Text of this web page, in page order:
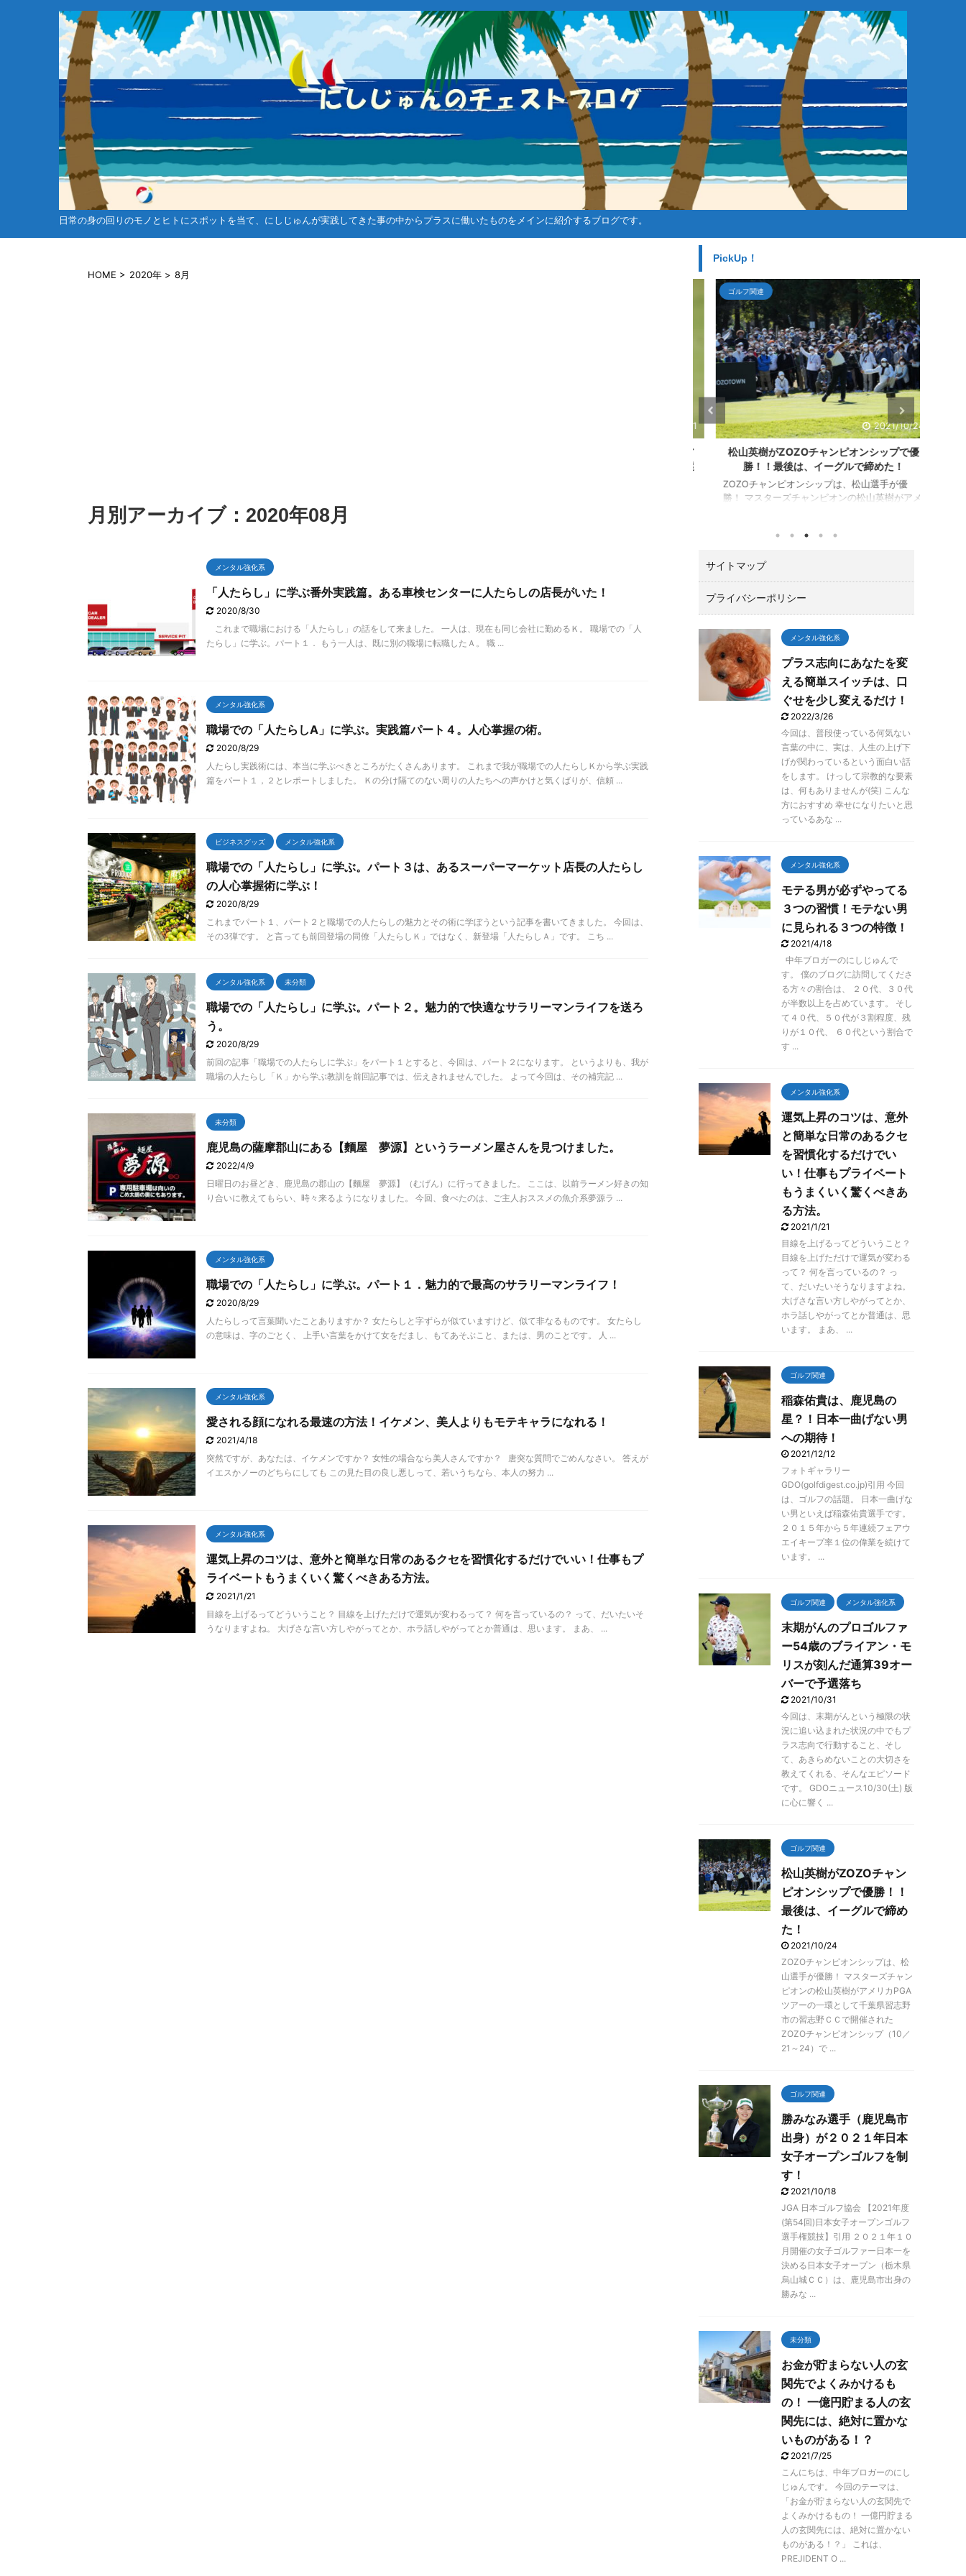
日常の身の回りのモノとヒトにスポットを当て、にしじゅんが実践してきた事の中からプラスに働いたものをメインに紹介するブログです。
HOME > 2020年 > 8月
月別アーカイブ：2020年08月
メンタル強化系
「人たらし」に学ぶ番外実践篇。ある車検センターに人たらしの店長がいた！
2020/8/30
これまで職場における「人たらし」の話をして来ました。 一人は、現在も同じ会社に勤めるＫ。 職場での「人
たらし」に学ぶ。パート１． もう一人は、既に別の職場に転職したＡ。 職 ...
メンタル強化系
職場での「人たらしA」に学ぶ。実践篇パート４。人心掌握の術。
2020/8/29
人たらし実践術には、本当に学ぶべきところがたくさんあります。 これまで我が職場での人たらしＫから学ぶ実践
篇をパート１，２とレポートしました。 Ｋの分け隔てのない周りの人たちへの声かけと気くばりが、信頼 ...
ビジネスグッズ メンタル強化系
職場での「人たらし」に学ぶ。パート３は、あるスーパーマーケット店長の人たらし
の人心掌握術に学ぶ！
2020/8/29
これまでパート１、パート２と職場での人たらしの魅力とその術に学ぼうという記事を書いてきました。 今回は、
その3弾です。 と言っても前回登場の同僚「人たらしＫ」ではなく、新登場「人たらしＡ」です。 こち ...
メンタル強化系 未分類
職場での「人たらし」に学ぶ。パート２。魅力的で快適なサラリーマンライフを送ろ
う。
2020/8/29
前回の記事「職場での人たらしに学ぶ」をパート１とすると、今回は、パート２になります。 というよりも、我が
職場の人たらし「Ｋ」から学ぶ教訓を前回記事では、伝えきれませんでした。 よって今回は、その補完記 ...
未分類
鹿児島の薩摩郡山にある【麵屋 夢源】というラーメン屋さんを見つけました。
2022/4/9
日曜日のお昼どき、鹿児島の郡山の【麵屋 夢源】（むげん）に行ってきました。 ここは、以前ラーメン好きの知
り合いに教えてもらい、時々来るようになりました。 今回、食べたのは、ご主人おススメの魚介系夢源ラ ...
メンタル強化系
職場での「人たらし」に学ぶ。パート１．魅力的で最高のサラリーマンライフ！
2020/8/29
人たらしって言葉聞いたことありますか？ 女たらしと字ずらが似ていますけど、似て非なるものです。 女たらし
の意味は、字のごとく、 上手い言葉をかけて女をだまし、もてあそぶこと、または、男のことです。 人 ...
メンタル強化系
愛される顔になれる最速の方法！イケメン、美人よりもモテキャラになれる！
2021/4/18
突然ですが、あなたは、イケメンですか？ 女性の場合なら美人さんですか？ 唐突な質問でごめんなさい。 答えが
イエスかノーのどちらにしても この見た目の良し悪しって、若いうちなら、本人の努力 ...
メンタル強化系
運気上昇のコツは、意外と簡単な日常のあるクセを習慣化するだけでいい！仕事もプ
ライベートもうまくいく驚くべきある方法。
2021/1/21
目線を上げるってどういうこと？ 目線を上げただけで運気が変わるって？ 何を言っているの？ って、だいたいそ
うなりますよね。 大げさな言い方しやがってとか、ホラ話しやがってとか普通は、思います。 まあ、 ...
PickUp！
今回のテーマは、「お金が貯まらない人の玄関
先でよくみかけるもの！ 一億円貯まる人の玄関
ファイナンシャルプランナー（以下ＦＰ）の藤
２万人以上の膨大なユーザデータから導きだし
た結論に大いなる共感をした次第です。 その藤
川理論を前提に、僕自身が３０年間暮らす新興
（中興？）団地の３０００世帯の家々を眺めた
時に、あまりにも「まさ ...
えば稲森佑貴選手です。 ２０１５年から５年連
続フェアウエイキープ率１位の偉業を続けてい
２０２１年を締めくくる男子ツアーの最終戦
「ゴルフ日本シリーズ」（東京よみうりカンツ
リークラブ）での最終結果は？ 稲森佑貴選手
は、最終戦８位に終わりました もし２０２１年
ば逆転の賞金王の芽 ...
選手権２日目１０／２９）でスポンサー推薦枠
選落ちしました。 まあスコアを見れば当然の結
果で、「なんだコイ ...
ゴルフ関連
2021/10/24
松山英樹がZOZOチャンピオンシップで優
勝！！最後は、イーグルで締めた！
ZOZOチャンピオンシップは、松山選手が優
勝！ マスターズチャンピオンの松山英樹がアメ
ップ（10／21～24）でトータル１５アンダーで
万円。日本ツアーと較べてひとケタ違います。
最後の１８番ロングホールでは、２オンでワン
パットのイーグルで締める圧巻の終わり方でガ
ッツポーズ。 いやあカッコよすぎて「やった
た。 今回は、肝心なところでテ ...
サイトマップ
プライバシーポリシー
メンタル強化系
プラス志向にあなたを変
える簡単スイッチは、口
ぐせを少し変えるだけ！
2022/3/26
今回は、普段使っている何気ない
言葉の中に、実は、人生の上げ下
げが関わっているという面白い話
をします。 けっして宗教的な要素
は、何もありませんが(笑) こんな
方におすすめ 幸せになりたいと思
っているあな ...
メンタル強化系
モテる男が必ずやってる
３つの習慣！モテない男
に見られる３つの特徴！
2021/4/18
中年ブロガーのにしじゅんで
す。 僕のブログに訪問してくださ
る方々の割合は、 ２０代、３０代
が半数以上を占めています。 そし
て４０代、５０代が３割程度、残
りが１０代、 ６０代という割合で
す ...
メンタル強化系
運気上昇のコツは、意外
と簡単な日常のあるクセ
を習慣化するだけでい
い！仕事もプライベート
もうまくいく驚くべきあ
る方法。
2021/1/21
目線を上げるってどういうこと？
目線を上げただけで運気が変わる
って？ 何を言っているの？ っ
て、だいたいそうなりますよね。
大げさな言い方しやがってとか、
ホラ話しやがってとか普通は、思
います。 まあ、 ...
ゴルフ関連
稲森佑貴は、鹿児島の
星？！日本一曲げない男
への期待！
2021/12/12
フォトギャラリー
GDO(golfdigest.co.jp)引用 今回
は、ゴルフの話題。 日本一曲げな
い男といえば稲森佑貴選手です。
２０１５年から５年連続フェアウ
エイキープ率１位の偉業を続けて
います。 ...
ゴルフ関連 メンタル強化系
末期がんのプロゴルファ
ー54歳のブライアン・モ
リスが刻んだ通算39オー
バーで予選落ち
2021/10/31
今回は、末期がんという極限の状
況に追い込まれた状況の中でもプ
ラス志向で行動すること、そし
て、あきらめないことの大切さを
教えてくれる、そんなエピソード
です。 GDOニュース10/30(土) 版
に心に響く ...
ゴルフ関連
松山英樹がZOZOチャン
ピオンシップで優勝！！
最後は、イーグルで締め
た！
2021/10/24
ZOZOチャンピオンシップは、松
山選手が優勝！ マスターズチャン
ピオンの松山英樹がアメリカPGA
ツアーの一環として千葉県習志野
市の習志野ＣＣで開催された
ZOZOチャンピオンシップ（10／
21～24）で ...
ゴルフ関連
勝みなみ選手（鹿児島市
出身）が２０２１年日本
女子オープンゴルフを制
す！
2021/10/18
JGA 日本ゴルフ協会 【2021年度
(第54回)日本女子オープンゴルフ
選手権競技】引用 ２０２１年１０
月開催の女子ゴルファー日本一を
決める日本女子オープン（栃木県
烏山城ＣＣ）は、鹿児島市出身の
勝みな ...
未分類
お金が貯まらない人の玄
関先でよくみかけるも
の！ 一億円貯まる人の玄
関先には、絶対に置かな
いものがある！？
2021/7/25
こんにちは、中年ブロガーのにし
じゅんです。 今回のテーマは、
「お金が貯まらない人の玄関先で
よくみかけるもの！ 一億円貯まる
人の玄関先には、絶対に置かない
ものがある！？」 これは、
PREJIDENT O ...